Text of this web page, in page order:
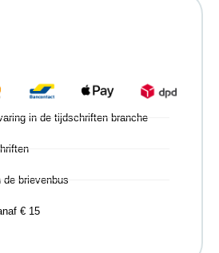
in de tijdschriften branche
de brievenbus
€ 15